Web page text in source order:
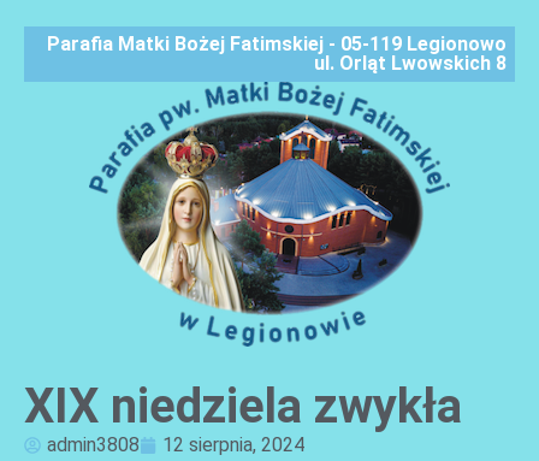
Parafia Matki Bożej Fatimskiej - 05-119 Legionowo
ul. Orląt Lwowskich 8
XIX niedziela zwykła
admin3808
12 sierpnia, 2024
AKTUALNOŚCI